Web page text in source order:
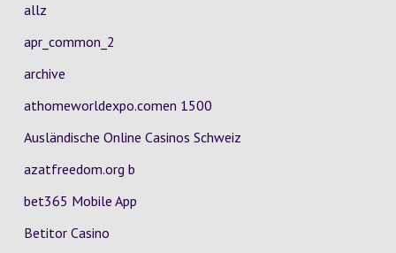
allz
apr_common_2
archive
athomeworldexpo.comen 1500
Ausländische Online Casinos Schweiz
azatfreedom.org b
bet365 Mobile App
Betitor Casino